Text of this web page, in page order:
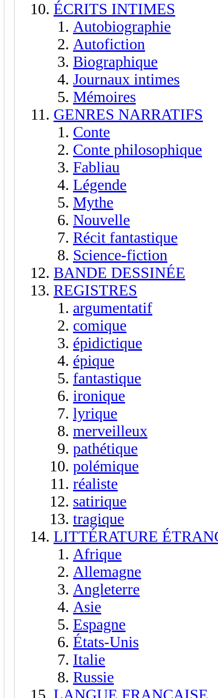
ÉCRITS INTIMES
Autobiographie
Autofiction
Biographique
Journaux intimes
Mémoires
GENRES NARRATIFS
Conte
Conte philosophique
Fabliau
Légende
Mythe
Nouvelle
Récit fantastique
Science-fiction
BANDE DESSINÉE
REGISTRES
argumentatif
comique
épidictique
épique
fantastique
ironique
lyrique
merveilleux
pathétique
polémique
réaliste
satirique
tragique
LITTÉRATURE
Afrique
Allemagne
Angleterre
Asie
Espagne
États-Unis
Italie
Russie